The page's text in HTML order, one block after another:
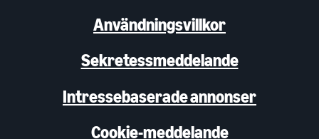
Användningsvillkor
Sekretessmeddelande
Intressebaserade annonser
Cookie-meddelande